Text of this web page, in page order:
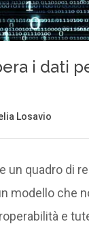
un quadro di
modello che
e